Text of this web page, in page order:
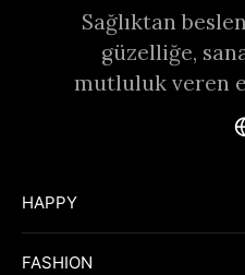
Sağlıktan
güzelliğe,
mutluluk veren
HAPPY
FASHION